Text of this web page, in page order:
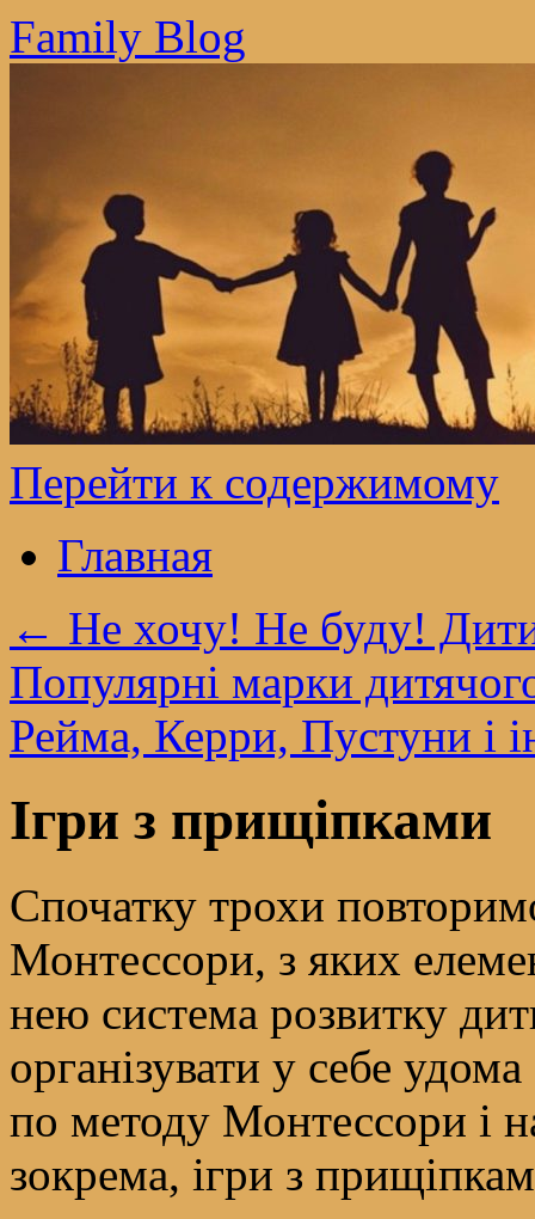
Family Blog
Перейти к содержимому
Главная
← Не хочу! Не буду!
Популярні марки
Рейма, Керри, Пустуни і
Ігри з прищіпками
Спочатку трохи
Монтессори, з яких
нею система розвитку
організувати у себе
по методу Монтессори і
зокрема, ігри з